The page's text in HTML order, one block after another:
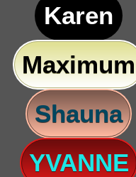
Karen
Maximum
Shauna
YVANNE